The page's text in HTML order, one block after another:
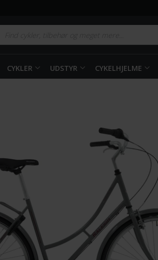
CYKLER UDSTYR CYKELHJELME